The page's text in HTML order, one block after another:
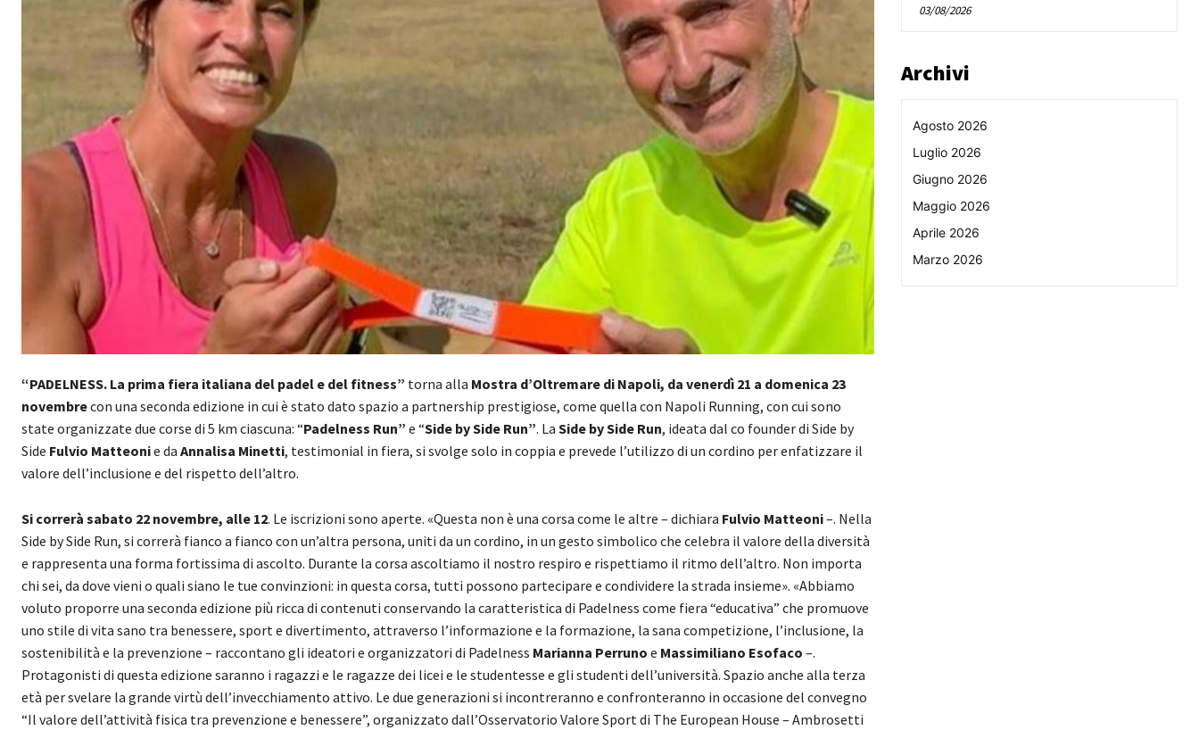
“PADELNESS. La prima fiera italiana del padel e del fitness” torna alla Mostra d’Oltremare di Napoli, da venerdì 21 a domenica 23
novembrecon una seconda edizione in cui è stato dato spazio a partnership prestigiose, come quella con Napoli Running, con cui sono
state organizzate due corse di 5 km ciascuna: “Padelness Run” e “Side by Side Run”. La Side by Side Run, ideata dal co founder di Side by
Side Fulvio Matteonie da Annalisa Minetti, testimonial in fiera, si svolge solo in coppia e prevede l’utilizzo di un cordino per enfatizzare il
valore dell’inclusione e del rispetto dell’altro.
Si correrà sabato 22 novembre, alle 12. Le iscrizioni sono aperte. «Questa non è una corsa come le altre – dichiara Fulvio Matteoni–. Nella
Side by Side Run, si correrà fianco a fianco con un’altra persona, uniti da un cordino, in un gesto simbolico che celebra il valore della diversità
e rappresenta una forma fortissima di ascolto. Durante la corsa ascoltiamo il nostro respiro e rispettiamo il ritmo dell’altro. Non importa
chi sei, da dove vieni o quali siano le tue convinzioni: in questa corsa, tutti possono partecipare e condividere la strada insieme». «Abbiamo
voluto proporre una seconda edizione più ricca di contenuti conservando la caratteristica di Padelness come fiera “educativa” che promuove
uno stile di vita sano tra benessere, sport e divertimento, attraverso l’informazione e la formazione, la sana competizione, l’inclusione, la
sostenibilità e la prevenzione – raccontano gli ideatori e organizzatori di Padelness Marianna Perruno e Massimiliano Esofaco –.
Protagonisti di questa edizione saranno i ragazzi e le ragazze dei licei e le studentesse e gli studenti dell’università. Spazio anche alla terza
età per svelare la grande virtù dell’invecchiamento attivo. Le due generazioni si incontreranno e confronteranno in occasione del convegno
“Il valore dell’attività fisica tra prevenzione e benessere”, organizzato dall’Osservatorio Valore Sport di The European House – Ambrosetti
03/08/2026
Archivi
Agosto 2026
Luglio 2026
Giugno 2026
Maggio 2026
Aprile 2026
Marzo 2026